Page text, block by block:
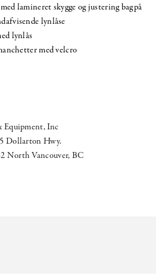
lamineret skygge og justering bagpå
lynlåse
lynlås
med velcro
Equipment, Inc
Dollarton Hwy.
North Vancouver, BC